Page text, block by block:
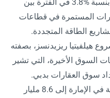
المستمرة في قطاعات
الطاقة المتجددة.
هيلفيتيا ريزيدنسز، بصفته
السوق الأخيرة، التي تشير
سوق العقارات بدبي.
ووصلت قيمة الصفقات العقارية في الإمارة إلى 8.6 مليار